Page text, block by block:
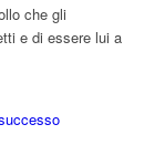
che gli
e di essere lui a